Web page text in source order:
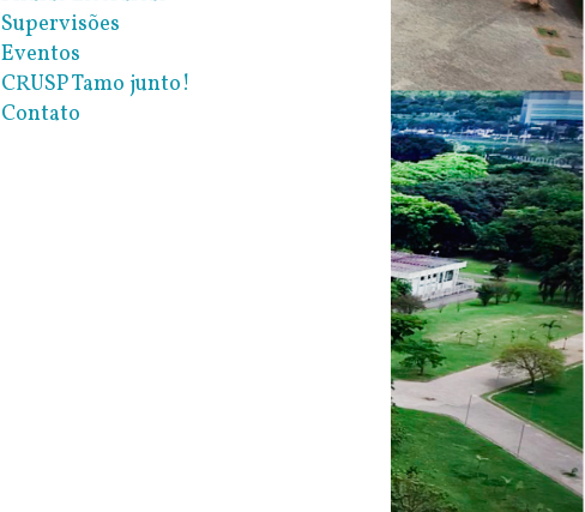
Supervisões
Eventos
CRUSP Tamo junto!
Contato